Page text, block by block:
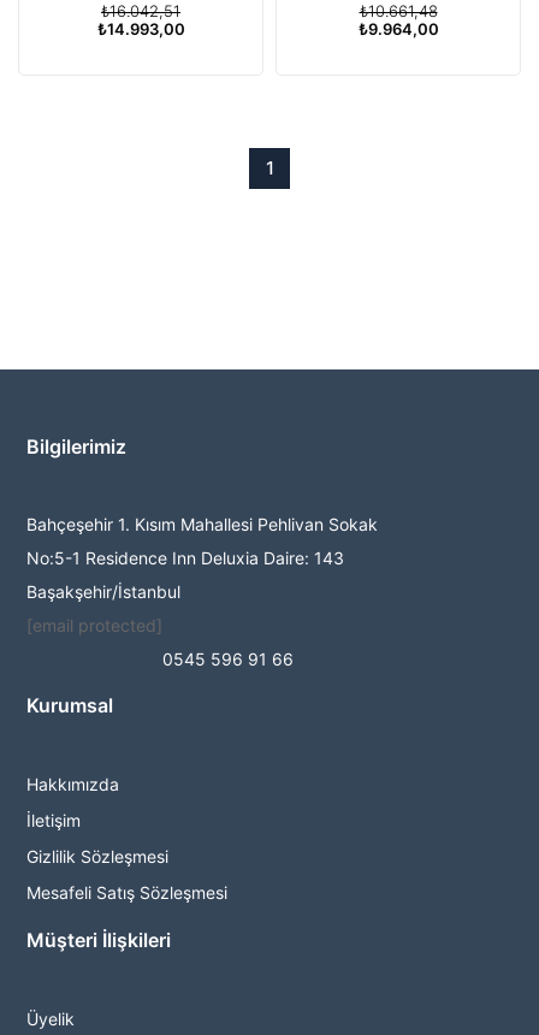
₺14.993,00
₺16.042,51
Alaşımlı Gövde
₺9.964,00
₺10.661,48
1
Bilgilerimiz
Bahçeşehir 1. Kısım Mahallesi Pehlivan Sokak
No:5-1 Residence Inn Deluxia Daire: 143
Başakşehir/İstanbul
[email protected]
0545 596 91 66
Kurumsal
Hakkımızda
İletişim
Gizlilik Sözleşmesi
Mesafeli Satış Sözleşmesi
Müşteri İlişkileri
Üyelik